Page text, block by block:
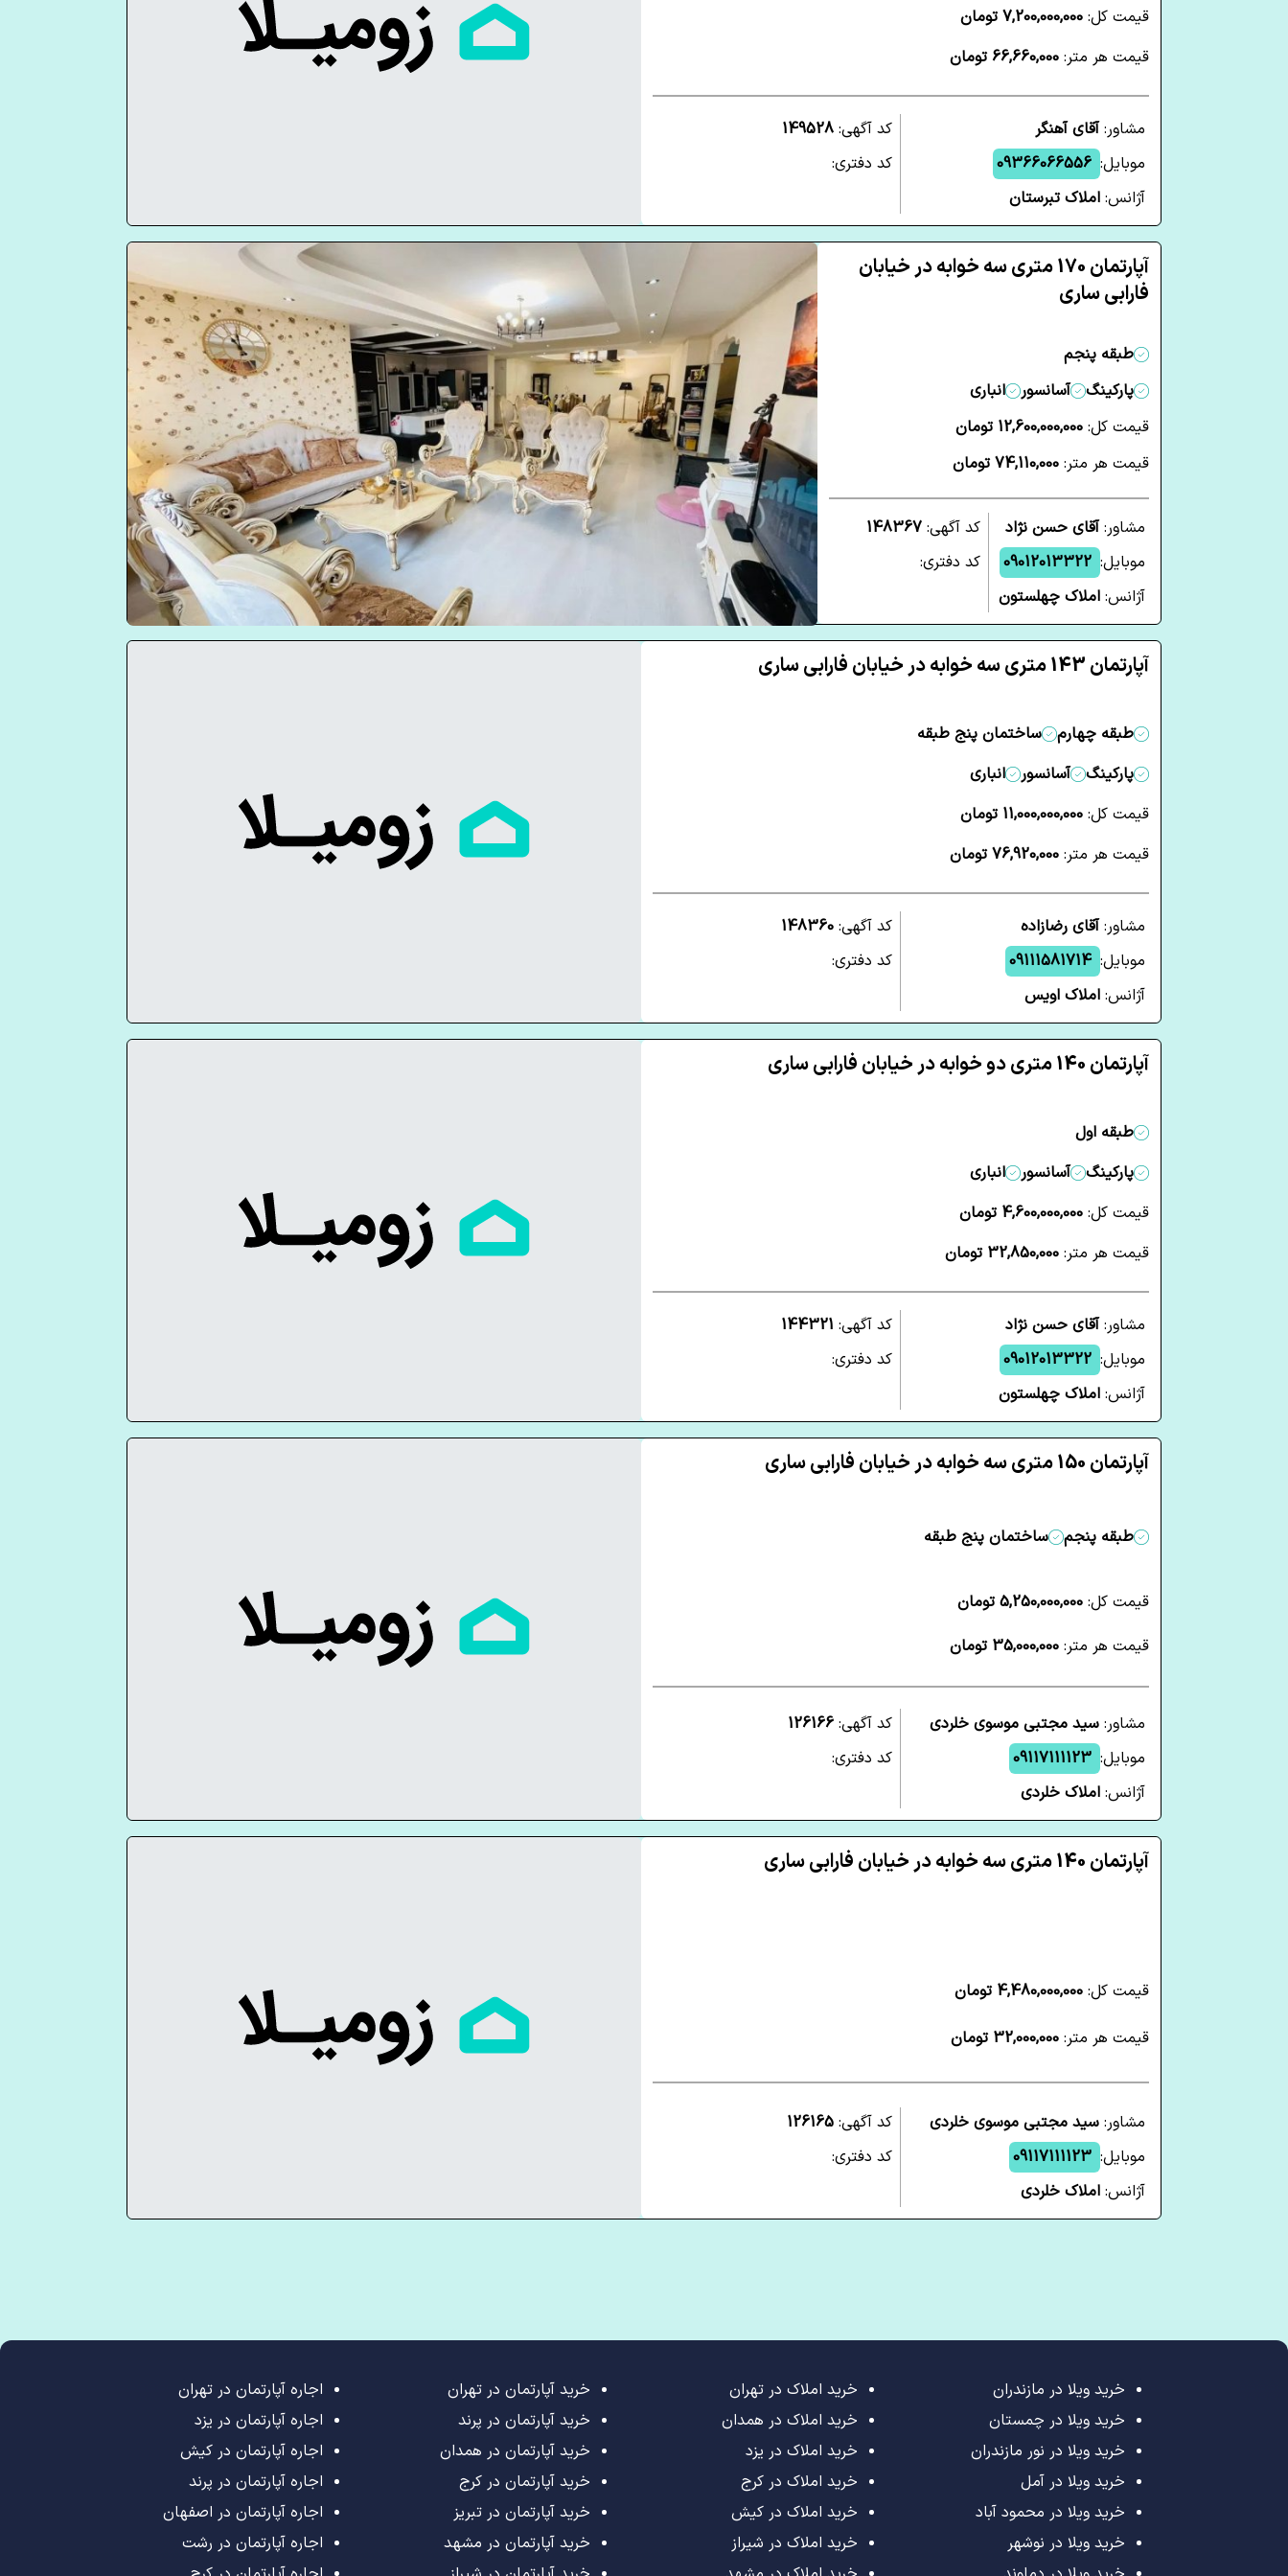
قیمت کل: 7,200,000,000 تومان
قیمت هر متر: 66,660,000 تومان
مشاور:آقای آهنگر
موبایل: 09366066556
آژانس: املاک تبرستان
کد آگهی: 149528
کد دفتری:
آپارتمان 170 متری سه خوابه در خیابان
فارابی ساری
طبقه پنجم
پارکینگ
آسانسور
انباری
قیمت کل: 12,600,000,000 تومان
قیمت هر متر: 74,110,000 تومان
مشاور:آقای حسن نژاد
موبایل: 09012013322
آژانس: املاک چهلستون
کد آگهی: 148367
کد دفتری:
آپارتمان 143 متری سه خوابه در خیابان فارابی ساری
طبقه چهارم
ساختمان پنج طبقه
پارکینگ
آسانسور
انباری
قیمت کل: 11,000,000,000 تومان
قیمت هر متر: 76,920,000 تومان
مشاور:آقای رضازاده
موبایل: 09111581714
آژانس: املاک اویس
کد آگهی: 148360
کد دفتری:
آپارتمان 140 متری دو خوابه در خیابان فارابی ساری
طبقه اول
پارکینگ
آسانسور
انباری
قیمت کل: 4,600,000,000 تومان
قیمت هر متر: 32,850,000 تومان
مشاور:آقای حسن نژاد
موبایل: 09012013322
آژانس: املاک چهلستون
کد آگهی: 144321
کد دفتری:
آپارتمان 150 متری سه خوابه در خیابان فارابی ساری
طبقه پنجم ساختمان پنج طبقه
قیمت کل: 5,250,000,000 تومان
قیمت هر متر: 35,000,000 تومان
مشاور: سید مجتبی موسوی خلردی
موبایل: 09117111123
آژانس: املاک خلردی
کد آگهی: 126166
کد دفتری:
آپارتمان 140 متری سه خوابه در خیابان فارابی ساری
قیمت کل: 4,480,000,000 تومان
قیمت هر متر: 32,000,000 تومان
مشاور: سید مجتبی موسوی خلردی
موبایل: 09117111123
آژانس: املاک خلردی
کد آگهی: 126165
کد دفتری:
خرید ویلا در مازندران
خرید ویلا در چمستان
خرید ویلا در نور مازندران
خرید ویلا در آمل
خرید ویلا در محمود آباد
خرید ویلا در نوشهر
خرید املاک در تهران
خرید املاک در همدان
خرید املاک در یزد
خرید املاک در کرج
خرید املاک در کیش
خرید املاک در شیراز
خرید آپارتمان در تهران
خرید آپارتمان در پرند
خرید آپارتمان در همدان
خرید آپارتمان در کرج
خرید آپارتمان در تبریز
خرید آپارتمان در مشهد
اجاره آپارتمان در تهران
اجاره آپارتمان در یزد
اجاره آپارتمان در کیش
اجاره آپارتمان در پرند
اجاره آپارتمان در اصفهان
اجاره آپارتمان در رشت